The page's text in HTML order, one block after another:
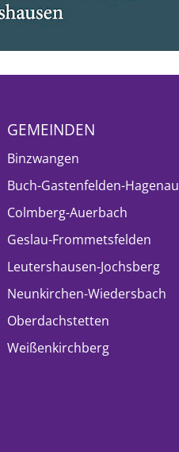
GEMEINDEN
Binzwangen
Buch-Gastenfelden-Hagenau
Colmberg-Auerbach
Geslau-Frommetsfelden
Leutershausen-Jochsberg
Neunkirchen-Wiedersbach
Oberdachstetten
Weißenkirchberg